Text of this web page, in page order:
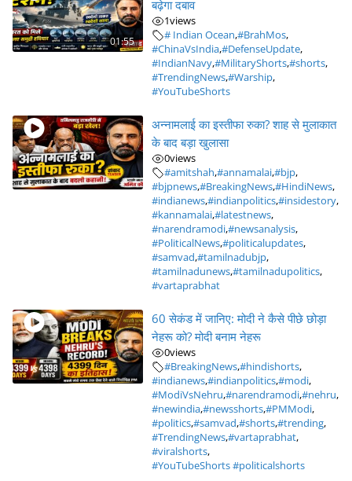
01:55
बढ़ेगा दबाव
1views
# Indian Ocean,#BrahMos,
#ChinaVsIndia,#DefenseUpdate,
#IndianNavy,#MilitaryShorts,#shorts,
#TrendingNews,#Warship,
#YouTubeShorts
अन्नामलाई का इस्तीफा रुका? शाह से मुलाकात
के बाद बड़ा खुलासा
0views
#amitshah,#annamalai,#bjp,
#bjpnews,#BreakingNews,#HindiNews,
#indianews,#indianpolitics,#insidestory,
#kannamalai,#latestnews,
#narendramodi,#newsanalysis,
#PoliticalNews,#politicalupdates,
#samvad,#tamilnadubjp,
#tamilnadunews,#tamilnadupolitics,
#vartaprabhat
60 सेकंड में जानिए: मोदी ने कैसे पीछे छोड़ा
नेहरू को? मोदी बनाम नेहरू
0views
#BreakingNews,#hindishorts,
#indianews,#indianpolitics,#modi,
#ModiVsNehru,#narendramodi,#nehru,
#newindia,#newsshorts,#PMModi,
#politics,#samvad,#shorts,#trending,
#TrendingNews,#vartaprabhat,
#viralshorts,
#YouTubeShorts #politicalshorts